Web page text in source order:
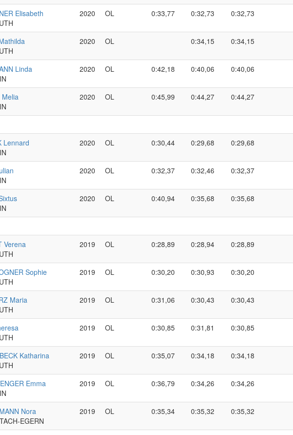
Elisabeth
2020 OL 0:33,77 0:32,73 0:32,73
2020 OL 0:34,15 0:34,15
Linda
2020 OL 0:42,18 0:40,06 0:40,06
Melia
2020 OL 0:45,99 0:44,27 0:44,27
Lennard
2020 OL 0:30,44 0:29,68 0:29,68
2020 OL 0:32,37 0:32,46 0:32,37
2020 OL 0:40,94 0:35,68 0:35,68
Verena
2019 OL 0:28,89 0:28,94 0:28,89
Sophie
2019 OL 0:30,20 0:30,93 0:30,20
Maria
2019 OL 0:31,06 0:30,43 0:30,43
2019 OL 0:30,85 0:31,81 0:30,85
Katharina
2019 OL 0:35,07 0:34,18 0:34,18
Emma
2019 OL 0:36,79 0:34,26 0:34,26
Nora
EGERN
2019 OL 0:35,34 0:35,32 0:35,32